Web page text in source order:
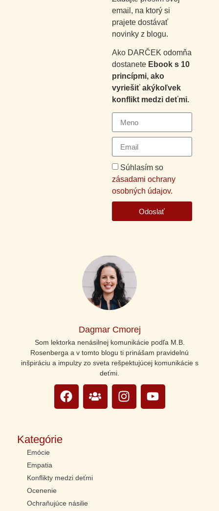
email, na ktorý si
prajete dostávať
novinky z blogu.
Ako DARČEK odomňa
dostanete Ebook s 10
princípmi, ako
vyriešiť akýkoľvek
konflikt medzi deťmi.
Súhlasím so
zásadami ochrany
osobných údajov.
Odoslať
Dagmar Cmorej
Som lektorka nenásilnej komunikácie podľa M.B.
Rosenberga a v tomto blogu ti prinášam pravidelnú
inšpiráciu a impulzy zo sveta rešpektujúcej komunikácie s
deťmi.
Kategórie
Emócie
Empatia
Konflikty medzi deťmi
Ocenenie
Ochraňujúce násilie